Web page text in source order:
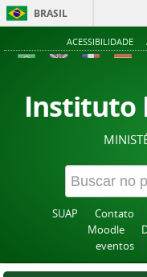
BRASIL
ACESSIBILIDADE
Instituto
SUAP Contato
Moodle
eventos